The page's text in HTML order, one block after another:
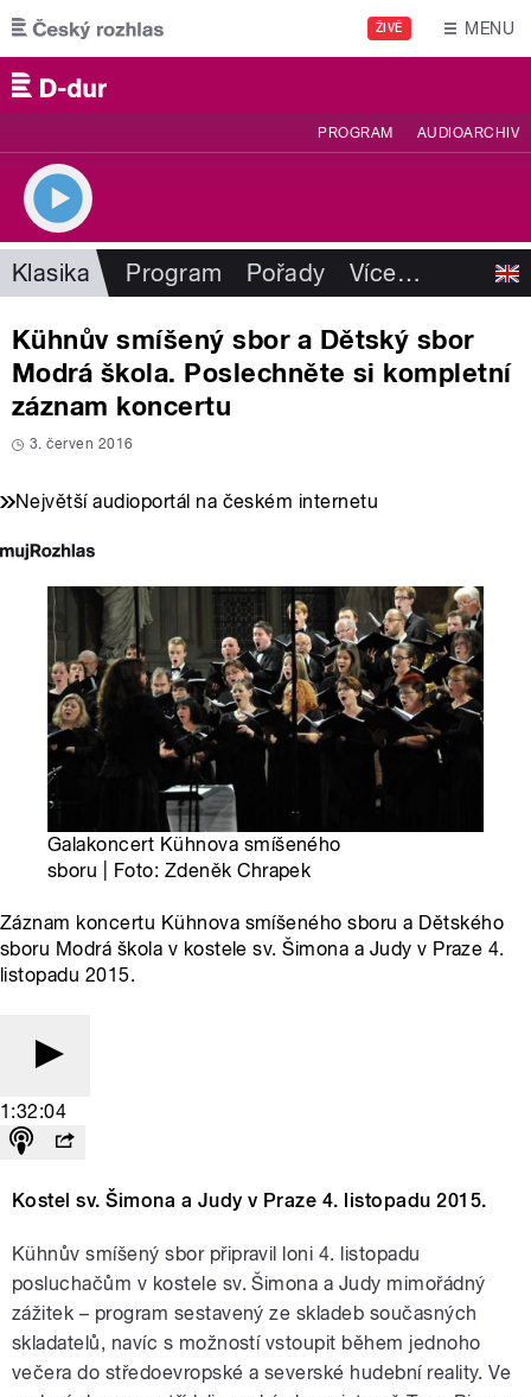
Přejít k hlavnímu obsahu
ŽIVĚ MENU
PROGRAM AUDIOARCHIV
Klasika Program Pořady Více…
Kühnův smíšený sbor a Dětský sbor
Modrá škola. Poslechněte si kompletní
záznam koncertu
3. červen 2016
Největší audioportál na českém internetu
Galakoncert Kühnova smíšeného
sboru | Foto: Zdeněk Chrapek
Záznam koncertu Kühnova smíšeného sboru a Dětského
sboru Modrá škola v kostele sv. Šimona a Judy v Praze 4.
listopadu 2015.
1:32:04
Kostel sv. Šimona a Judy v Praze 4. listopadu 2015.
Kühnův smíšený sbor připravil loni 4. listopadu
posluchačům v kostele sv. Šimona a Judy mimořádný
zážitek – program sestavený ze skladeb současných
skladatelů, navíc s možností vstoupit během jednoho
večera do středoevropské a severské hudební reality. Ve